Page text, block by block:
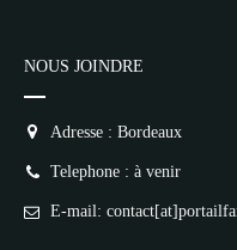
NOUS JOINDRE
Adresse : Bordeaux
Telephone : à venir
E-mail: